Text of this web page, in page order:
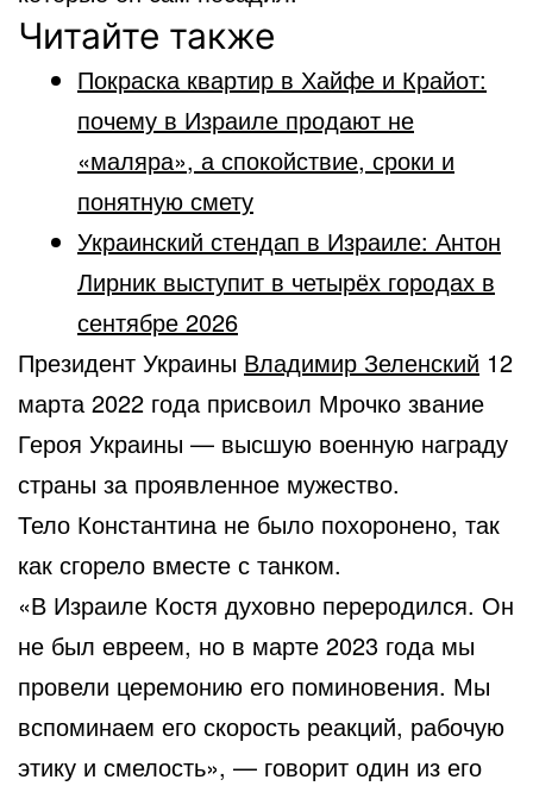
Читайте также
Покраска квартир в Хайфе и Крайот:
почему в Израиле продают не
«маляра», а спокойствие, сроки и
понятную смету
Украинский стендап в Израиле: Антон
Лирник выступит в четырёх городах в
сентябре 2026
Президент Украины Владимир Зеленский 12
марта 2022 года присвоил Мрочко звание
Героя Украины — высшую военную награду
страны за проявленное мужество.
Тело Константина не было похоронено, так
как сгорело вместе с танком.
«В Израиле Костя духовно переродился. Он
не был евреем, но в марте 2023 года мы
провели церемонию его поминовения. Мы
вспоминаем его скорость реакций, рабочую
этику и смелость», — говорит один из его